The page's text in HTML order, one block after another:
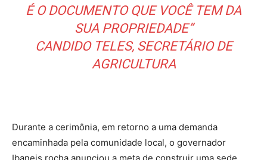
É O DOCUMENTO QUE VOCÊ TEM DA
SUA PROPRIEDADE”
CANDIDO TELES, SECRETÁRIO DE
AGRICULTURA
Durante a cerimônia, em retorno a uma demanda
encaminhada pela comunidade local, o governador
Ibaneis rocha anunciou a meta de construir uma sede